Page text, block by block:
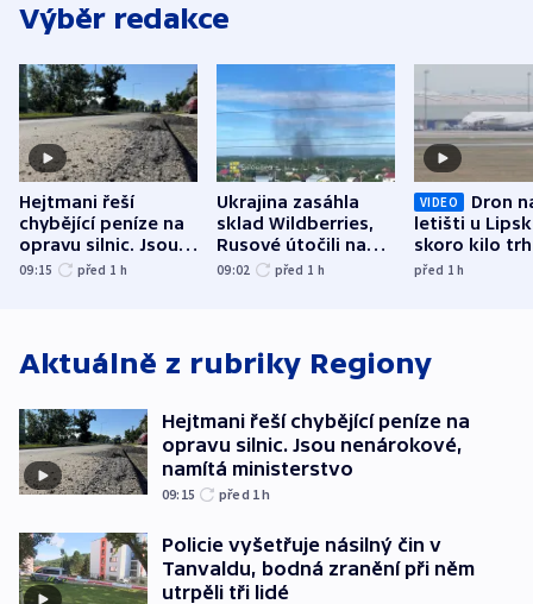
Výběr redakce
Hejtmani řeší
chybějící peníze na
opravu silnic. Jsou
nenárokové, namítá
09:15 před 1 h
Ukrajina zasáhla
sklad Wildberries,
Rusové útočili na
trh, hasiče či
09:02 před 1 h
VIDEO
Dron
letišti u
skoro kilo
indicie
před 1h
Aktuálně z rubriky Regiony
Hejtmani řeší chybějící peníze na
opravu silnic. Jsou nenárokové,
namítá ministerstvo
09:15 před 1h
Policie vyšetřuje násilný čin v
Tanvaldu, bodná zranění při něm
utrpěli tři lidé